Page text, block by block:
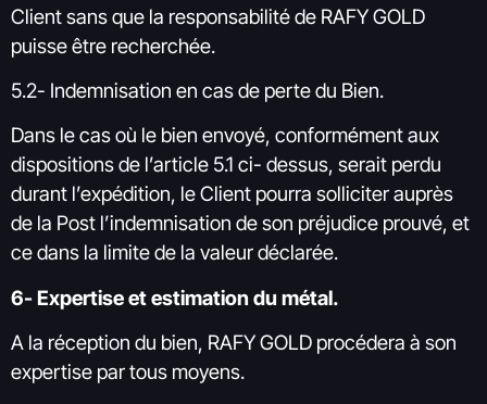
Client sans que la responsabilité de RAFY GOLD
puisse être recherchée.
5.2- Indemnisation en cas de perte du Bien.
Dans le cas où le bien envoyé, conformément aux
dispositions de l’article 5.1 ci- dessus, serait perdu
durant l’expédition, le Client pourra solliciter auprès
de la Post l’indemnisation de son préjudice prouvé, et
ce dans la limite de la valeur déclarée.
6- Expertise et estimation du métal.
A la réception du bien, RAFY GOLD procédera à son
expertise par tous moyens.